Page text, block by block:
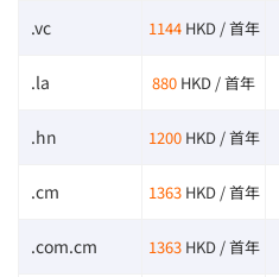
.vc 1144 HKD / 首年
.la 880 HKD / 首年
.hn 1200 HKD / 首年
.cm 1363 HKD / 首年
.com.cm 1363 HKD / 首年